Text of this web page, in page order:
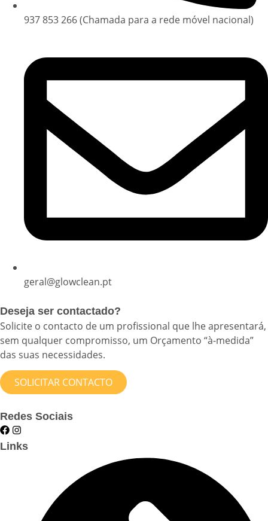
937 853 266 (Chamada para a rede móvel nacional)
geral@glowclean.pt
Deseja ser contactado?
Solicite o contacto de um profissional que lhe apresentará,
sem qualquer compromisso, um Orçamento “à-medida”
das suas necessidades.
SOLICITAR CONTACTO
Redes Sociais
Links